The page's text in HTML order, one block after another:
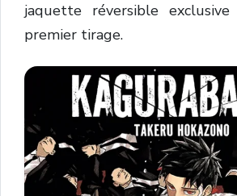
jaquette réversible
premier tirage.